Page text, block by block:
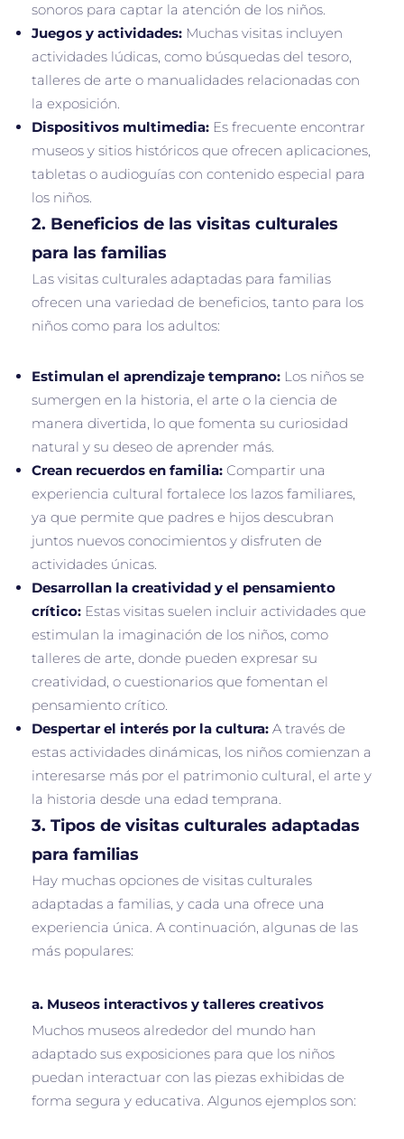
sonoros para captar la atención de los niños.
Juegos y actividades: Muchas visitas incluyen
actividades lúdicas, como búsquedas del tesoro,
talleres de arte o manualidades relacionadas con
la exposición.
Dispositivos multimedia: Es frecuente encontrar
museos y sitios históricos que ofrecen aplicaciones,
tabletas o audioguías con contenido especial para
los niños.
2. Beneficios de las visitas culturales
para las familias
Las visitas culturales adaptadas para familias
ofrecen una variedad de beneficios, tanto para los
niños como para los adultos:
Estimulan el aprendizaje temprano: Los niños se
sumergen en la historia, el arte o la ciencia de
manera divertida, lo que fomenta su curiosidad
natural y su deseo de aprender más.
Crean recuerdos en familia: Compartir una
experiencia cultural fortalece los lazos familiares,
ya que permite que padres e hijos descubran
juntos nuevos conocimientos y disfruten de
actividades únicas.
Desarrollan la creatividad y el pensamiento
crítico: Estas visitas suelen incluir actividades que
estimulan la imaginación de los niños, como
talleres de arte, donde pueden expresar su
creatividad, o cuestionarios que fomentan el
pensamiento crítico.
Despertar el interés por la cultura: A través de
estas actividades dinámicas, los niños comienzan a
interesarse más por el patrimonio cultural, el arte y
la historia desde una edad temprana.
3. Tipos de visitas culturales adaptadas
para familias
Hay muchas opciones de visitas culturales
adaptadas a familias, y cada una ofrece una
experiencia única. A continuación, algunas de las
más populares:
a. Museos interactivos y talleres creativos
Muchos museos alrededor del mundo han
adaptado sus exposiciones para que los niños
puedan interactuar con las piezas exhibidas de
forma segura y educativa. Algunos ejemplos son: